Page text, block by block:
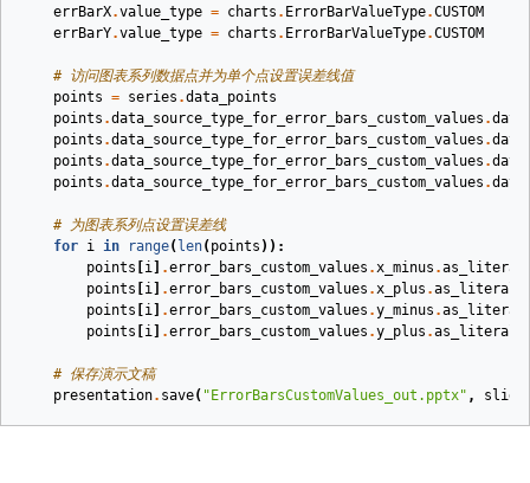
errBarX.value_type = charts . ErrorBarValueType.CUSTOM
errBarY.value_type = charts . ErrorBarValueType.CUSTOM
# 访问图表系列数据点并为单个点设置误差线值
points = series .data_points
points .data_source_type_for_error_bars_custom_values .
points .data_source_type_for_error_bars_custom_values .
points .data_source_type_for_error_bars_custom_values .
points .data_source_type_for_error_bars_custom_values .
# 为图表系列点设置误差线
for i in range( len( points )):
points
i .error_bars_custom_values .x_minus .
points
i .error_bars_custom_values .x_plus .
points
i .error_bars_custom_values .y_minus .
points
i .error_bars_custom_values .y_plus .
# 保存演示文稿
presentation. save( "ErrorBarsCustomValues_out.pptx" ,